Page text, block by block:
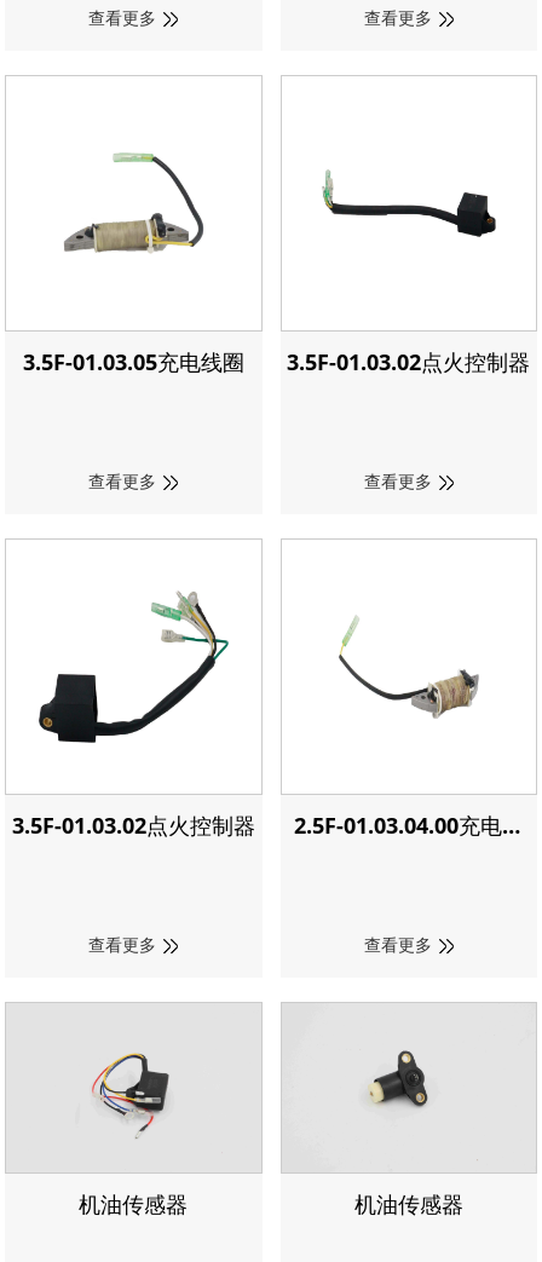
查看更多 查看更多
3.5F-01.03.05充电线圈
查看更多
3.5F-01.03.02点火控制器
查看更多
3.5F-01.03.02点火控制器
查看更多
2.5F-01.03.04.00充电线
查看更多
机油传感器 机油传感器